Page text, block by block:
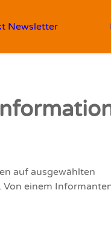
Newsletter
auf ausgewählten
Von einem